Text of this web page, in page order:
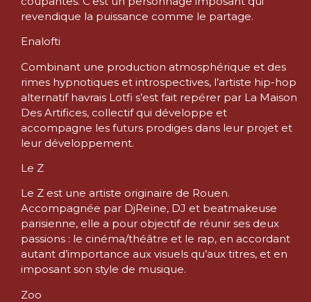
revendique la puissance comme le partage.
Enalofti
Combinant une production atmosphérique et des
rimes hypnotiques et introspectives, l’artiste hip-hop
alternatif havrais Lotfi s’est fait repérer par La Maison
Des Artifices, collectif qui développe et
accompagne les futurs prodiges dans leur projet et
leur développement.
Le Z
Le Z est une artiste originaire de Rouen.
Accompagnée par DjReïne, DJ et beatmakeuse
parisienne, elle a pour objectif de réunir ses deux
passions : le cinéma/théâtre et le rap, en accordant
autant d’importance aux visuels qu’aux titres, et en
imposant son style de musique.
Zoo